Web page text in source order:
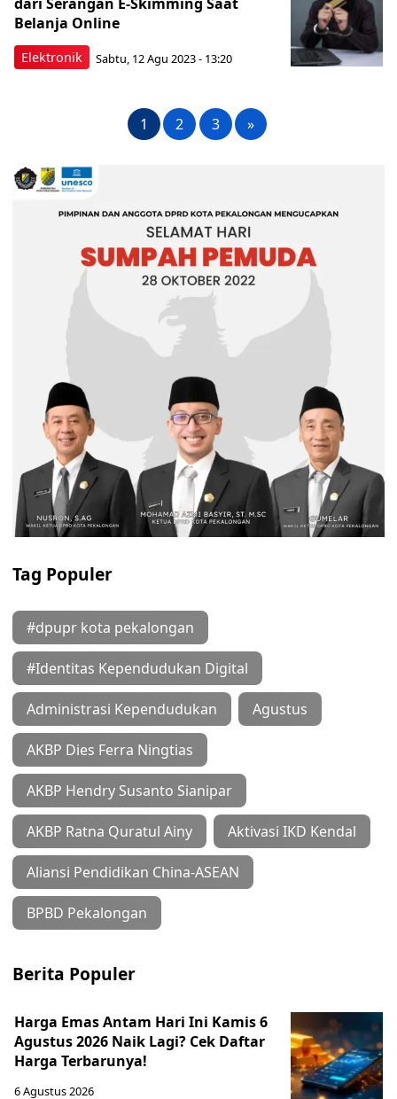
Elektronik
Belanja Online
Sabtu, 12 Agu 2023 - 13:20
1 2 3 »
Tag Populer
#dpupr kota pekalongan
#Identitas Kependudukan Digital
Administrasi Kependudukan Agustus
AKBP Dies Ferra Ningtias
AKBP Hendry Susanto Sianipar
AKBP Ratna Quratul Ainy Aktivasi IKD Kendal
Aliansi Pendidikan China-ASEAN
BPBD Pekalongan
Berita Populer
Harga Emas Antam Hari Ini Kamis 6
Agustus 2026 Naik Lagi? Cek Daftar
Harga Terbarunya!
6 Agustus 2026